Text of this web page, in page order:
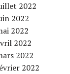
2022
2022
2022
2022
2022
2022